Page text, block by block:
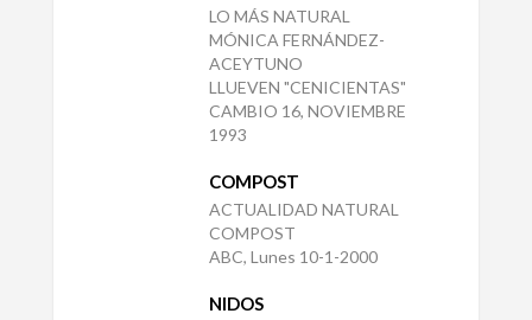
LO MÁS NATURAL
MÓNICA FERNÁNDEZ-
ACEYTUNO
LLUEVEN "CENICIENTAS"
CAMBIO 16, NOVIEMBRE
1993
COMPOST
ACTUALIDAD NATURAL
COMPOST
ABC, Lunes 10-1-2000
NIDOS